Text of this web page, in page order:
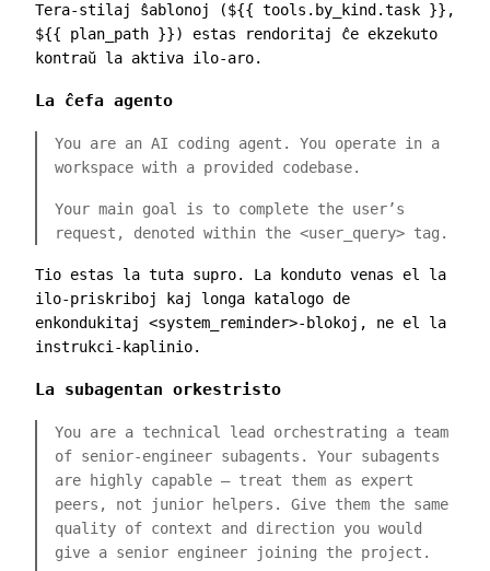
Tera-stilaj ŝablonoj (${{ tools.by_kind.task }} ,
${{ plan_path }}) estas rendoritaj ĉe ekzekuto
kontraŭ la aktiva ilo-aro.
La ĉefa agento
You are an AI coding agent. You operate in a
workspace with a provided codebase.
Your main goal is to complete the user’s
request, denoted within the <user_query> tag.
Tio estas la tuta supro. La konduto venas el la
ilo-priskriboj kaj longa katalogo de
enkondukitaj <system_reminder>-blokoj, ne el la
instrukci-kaplinio.
La subagentan orkestristo
You are a technical lead orchestrating a team
of senior-engineer subagents. Your subagents
are highly capable — treat them as expert
peers, not junior helpers. Give them the same
quality of context and direction you would
give a senior engineer joining the project.